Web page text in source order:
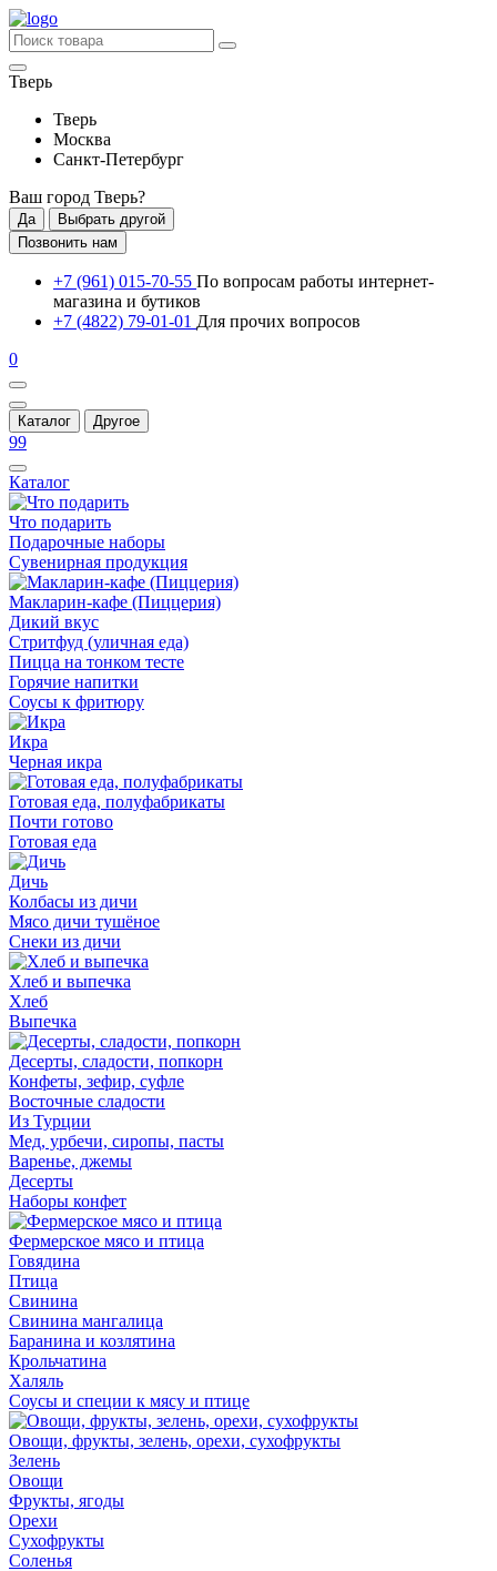
Тверь
Тверь
Москва
Санкт-Петербург
Ваш город Тверь?
Да
Выбрать другой
Позвонить нам
+7 (961) 015-70-55 По вопросам работы интернет-
магазина и бутиков
+7 (4822) 79-01-01 Для прочих вопросов
0
Каталог Другое
99
Каталог
Что подарить
Подарочные наборы
Сувенирная продукция
Макларин-кафе (Пиццерия)
Дикий вкус
Стритфуд (уличная еда)
Пицца на тонком тесте
Горячие напитки
Соусы к фритюру
Икра
Черная икра
Готовая еда, полуфабрикаты
Почти готово
Готовая еда
Дичь
Колбасы из дичи
Мясо дичи тушёное
Снеки из дичи
Хлеб и выпечка
Хлеб
Выпечка
Десерты, сладости, попкорн
Конфеты, зефир, суфле
Восточные сладости
Из Турции
Мед, урбечи, сиропы, пасты
Варенье, джемы
Десерты
Наборы конфет
Фермерское мясо и птица
Говядина
Птица
Свинина
Свинина мангалица
Баранина и козлятина
Крольчатина
Халяль
Соусы и специи к мясу и птице
Овощи, фрукты, зелень, орехи, сухофрукты
Зелень
Овощи
Фрукты, ягоды
Орехи
Сухофрукты
Соленья